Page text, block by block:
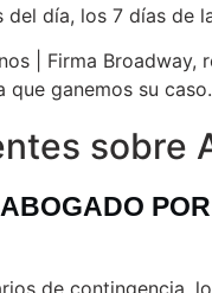
día, los 7 días de
| Firma Broadway,
que ganemos su caso.
sobre
de contingencia,